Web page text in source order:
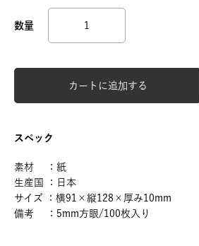
カートに追加する
スペック
素材 ：紙
生産国 ：日本
サイズ ：横91×縦128×厚み10mm
備考 ：5mm方眼/100枚入り